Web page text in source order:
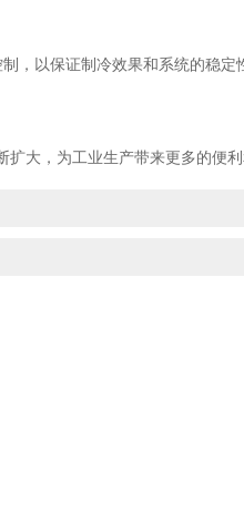
以保证制冷效果和系统的稳定
大，为工业生产带来更多的便利